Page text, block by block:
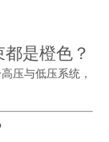
是橙色？
压与低压系统，